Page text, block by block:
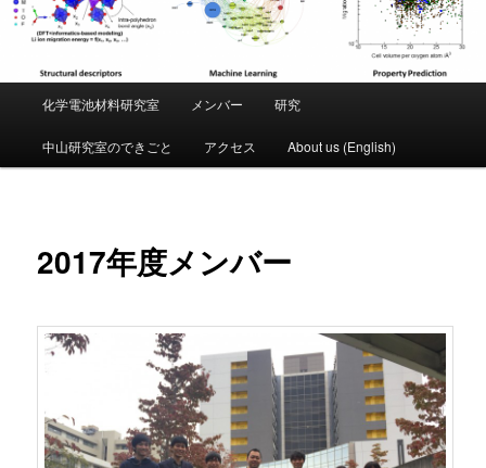
メ
メ
イ
テ
ツ
化学電池材料研究室 メンバー 研究
中山研究室のできごと アクセス About us (English)
2017年度メンバー